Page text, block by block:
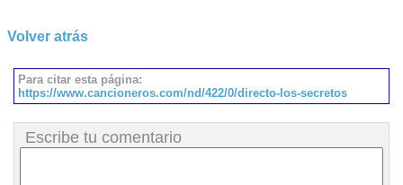
Volver atrás
Para citar esta página:
https://www.cancioneros.com/nd/422/0/directo-los-secretos
Escribe tu comentario